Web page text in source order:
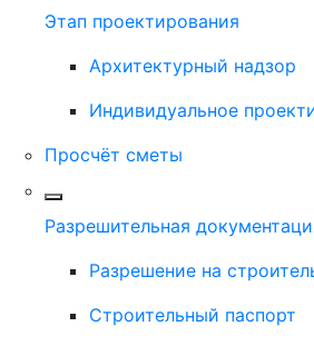
Этап проектирования
Архитектурный надзор
Индивидуальное
Просчёт сметы
Разрешительная
Разрешение на
Строительный паспорт